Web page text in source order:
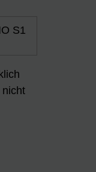
S1
nicht